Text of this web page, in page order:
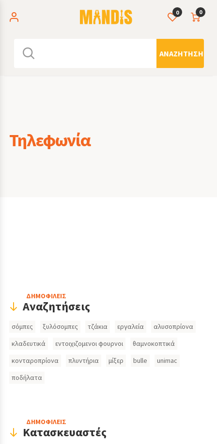
0
ΑΝΑΖΉΤΗΣΗ
0
Τηλεφωνία
HeaderΔΗΜΟΦΙΛΕΙΣ
Αναζητήσεις
Search
σόμπες ξυλόσομπες τζάκια εργαλεία
αλυσοπρίονα
κλαδευτικά
εντοιχιζομενοι φουρνοι
θαμνοκοπτικά
κονταροπρίονα
πλυντήρια μίξερ bulle
unimac
ποδήλατα
ΔΗΜΟΦΙΛΕΙΣ
Κατασκευαστές